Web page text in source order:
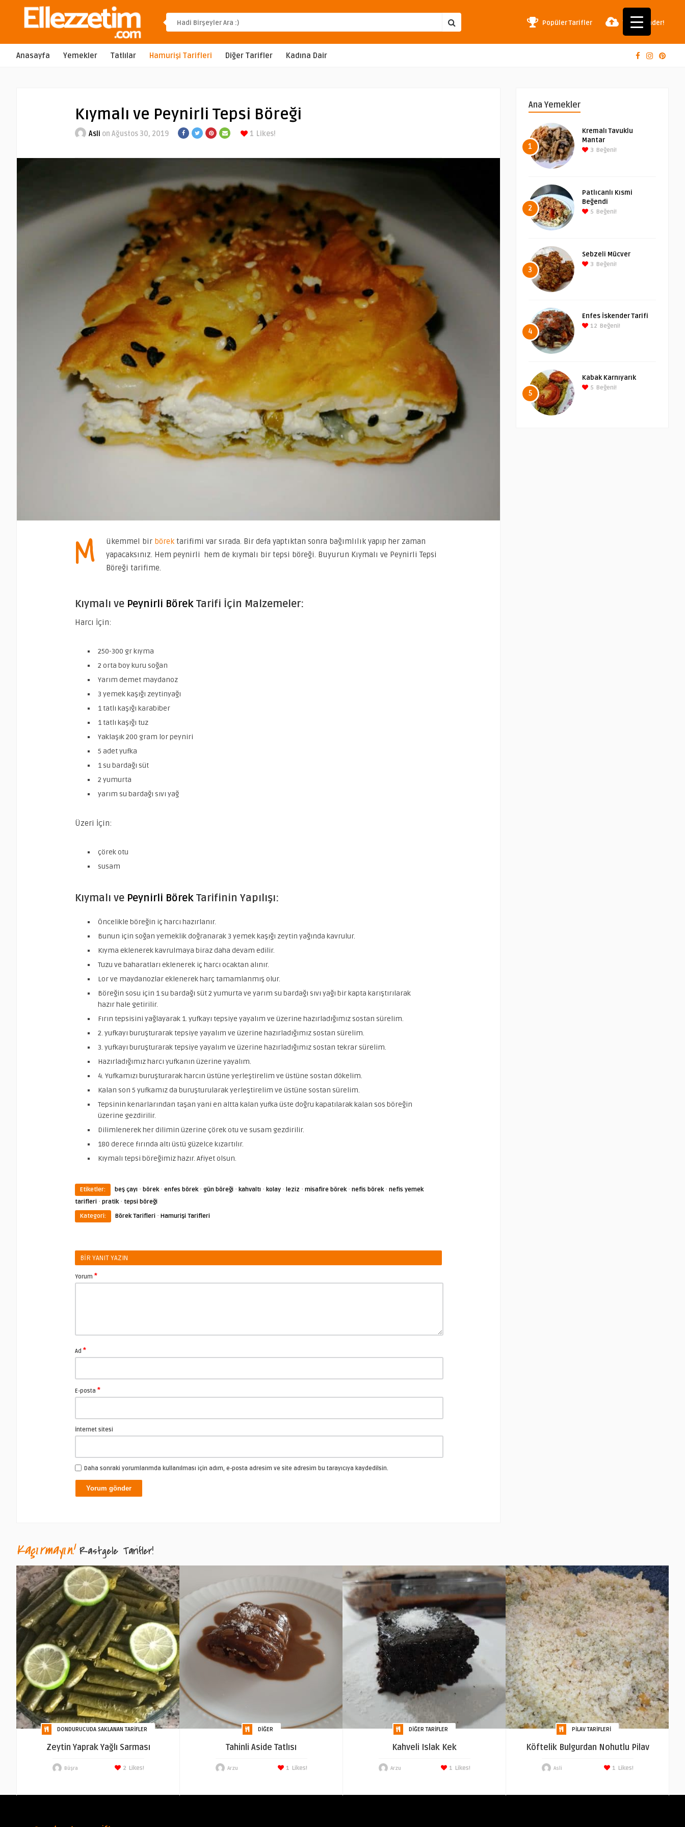
Popüler Tarifler Tarif Gönder!
Anasayfa Yemekler Tatlılar Hamurişi Tarifleri Diğer Tarifler Kadına Dair
Kıymalı ve Peynirli Tepsi Böreği
Asli on Ağustos 30, 2019 1 Likes!
M ükemmel bir börektarifimi var sırada. Bir defa yaptıktan sonra bağımlılık yapıp her zaman
yapacaksınız. Hem peynirli hem de kıymalı bir tepsi böreği. Buyurun Kıymalı ve Peynirli Tepsi
Böreği tarifime.
Kıymalı ve Peynirli Börek Tarifi İçin Malzemeler:
Harcı İçin:
250-300 gr kıyma
2 orta boy kuru soğan
Yarım demet maydanoz
3 yemek kaşığı zeytinyağı
1 tatlı kaşığı karabiber
1 tatlı kaşığı tuz
Yaklaşık 200 gram lor peyniri
5 adet yufka
1 su bardağı süt
2 yumurta
yarım su bardağı sıvı yağ
Üzeri İçin:
çörek otu
susam
Kıymalı ve Peynirli Börek Tarifinin Yapılışı:
Öncelikle böreğin iç harcı hazırlanır.
Bunun için soğan yemeklik doğranarak 3 yemek kaşığı zeytin yağında kavrulur.
Kıyma eklenerek kavrulmaya biraz daha devam edilir.
Tuzu ve baharatları eklenerek iç harcı ocaktan alınır.
Lor ve maydanozlar eklenerek harç tamamlanmış olur.
Böreğin sosu için 1 su bardağı süt 2 yumurta ve yarım su bardağı sıvı yağı bir kapta karıştırılarak
hazır hale getirilir.
Fırın tepsisini yağlayarak 1. yufkayı tepsiye yayalım ve üzerine hazırladığımız sostan sürelim.
2. yufkayı buruşturarak tepsiye yayalım ve üzerine hazırladığımız sostan sürelim.
3. yufkayı buruşturarak tepsiye yayalım ve üzerine hazırladığımız sostan tekrar sürelim.
Hazırladığımız harcı yufkanın üzerine yayalım.
4. Yufkamızı buruşturarak harcın üstüne yerleştirelim ve üstüne sostan dökelim.
Kalan son 5 yufkamız da buruşturularak yerleştirelim ve üstüne sostan sürelim.
Tepsinin kenarlarından taşan yani en altta kalan yufka üste doğru kapatılarak kalan sos böreğin
üzerine gezdirilir.
Dilimlenerek her dilimin üzerine çörek otu ve susam gezdirilir.
180 derece fırında altı üstü güzelce kızartılır.
Kıymalı tepsi böreğimiz hazır. Afiyet olsun.
Etiketler: beş çayı · börek· enfes börek· gün böreği · kahvaltı · kolay · leziz · misafire börek· nefis börek· nefis yemek
tarifleri · pratik· tepsi böreği
Kategori:
Börek Tarifleri · Hamurişi Tarifleri
BIR YANIT YAZIN
Yorum *
Ad *
E-posta *
İnternet sitesi
Daha sonraki yorumlarımda kullanılması için adım, e-posta adresim ve site adresim bu tarayıcıya kaydedilsin.
Ana Yemekler
1
Kremalı Tavuklu
Mantar
3 Beğeni!
2
Patlıcanlı Kısmi
Beğendi
5 Beğeni!
3
Sebzeli Mücver
3 Beğeni!
4
Enfes İskender Tarifi
12 Beğeni!
5
Kabak Karnıyarık
5 Beğeni!
Kaçırmayın! Rastgele Tarifler!
DONDURUCUDA SAKLANAN TARIFLER
Zeytin Yaprak Yağlı Sarması
Büşra Likes!
2
DIĞER
Tahinli Aside Tatlısı
Arzu Likes!
1
DIĞER TARIFLER
Kahveli Islak Kek
Arzu Likes!
1
PILAV TARIFLERI
Köftelik Bulgurdan Nohutlu Pilav
Asli Likes!
1